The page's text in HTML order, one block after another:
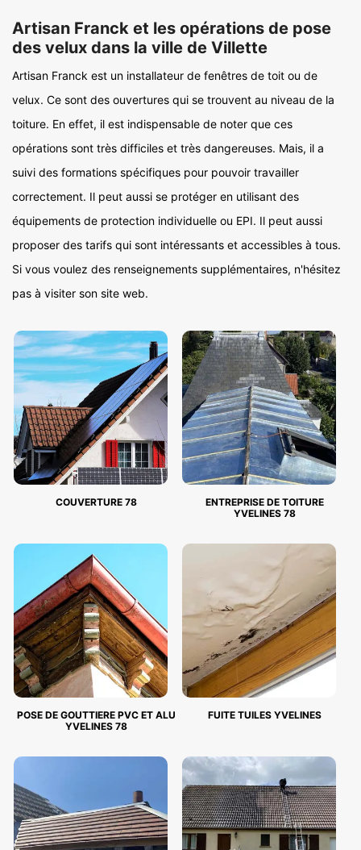
Artisan Franck et les opérations de pose
des velux dans la ville de Villette
Artisan Franck est un installateur de fenêtres de toit ou de
velux. Ce sont des ouvertures qui se trouvent au niveau de la
toiture. En effet, il est indispensable de noter que ces
opérations sont très difficiles et très dangereuses. Mais, il a
suivi des formations spécifiques pour pouvoir travailler
correctement. Il peut aussi se protéger en utilisant des
équipements de protection individuelle ou EPI. Il peut aussi
proposer des tarifs qui sont intéressants et accessibles à tous.
Si vous voulez des renseignements supplémentaires, n'hésitez
pas à visiter son site web.
COUVERTURE 78
ENTREPRISE DE TOITURE
YVELINES 78
POSE DE GOUTTIERE PVC ET ALU
YVELINES 78
FUITE TUILES YVELINES